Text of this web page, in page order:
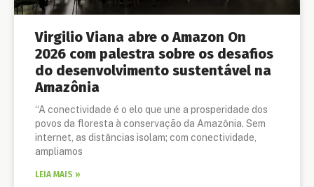
Virgilio Viana abre o Amazon On
2026 com palestra sobre os desafios
do desenvolvimento sustentável na
Amazônia
“A conectividade é o elo que une a prosperidade dos
povos da floresta à conservação da Amazônia. Sem
internet, as distâncias isolam; com conectividade,
ampliamos
LEIA MAIS »